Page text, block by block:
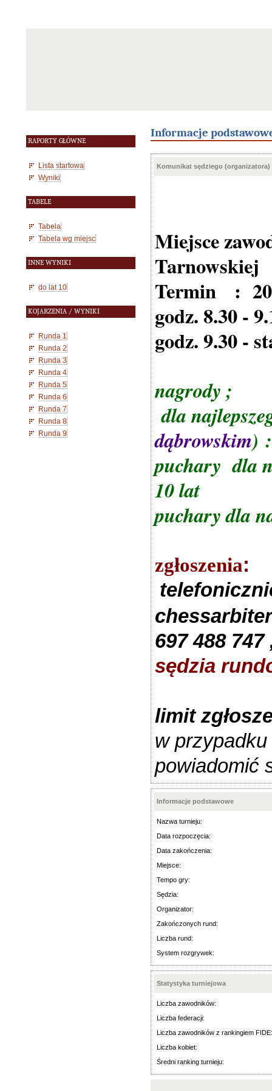
RAPORTY GŁÓWNE
Lista startowa
Wyniki
TABELE
Tabela
Tabela wg miejsc
INNE WYNIKI
do lat 10
KOJARZENIA / WYNIKI
Runda 1
Runda 2
Runda 3
Runda 4
Runda 5
Runda 6
Runda 7
Runda 8
Runda 9
Informacje
Komunikat sędziego (organizatora)
Miejsce
Tarnowskiej
Termin : 20
godz. 8.30 -
godz. 9.30 -
nagrody ;
dla
dąbrowskim)
puchary dla
10 lat
puchary dla
zgłoszenia:
697 488
sędzia
limit
w
powiadomić
Informacje podstawowe
Nazwa turnieju:
Data rozpoczęcia:
Data zakończenia:
Miejsce:
Tempo gry:
Sędzia:
Organizator:
Zakończonych rund:
Liczba rund:
System rozgrywek:
Statystyka turniejowa
Liczba zawodników:
Liczba federacji:
Liczba zawodników z rankingiem FIDE:
Liczba kobiet:
Średni ranking turnieju: